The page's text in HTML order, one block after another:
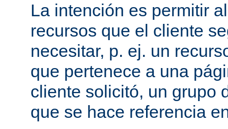
La intención es permitir
recursos que el cliente
necesitar, p. ej. un
que pertenece a una
cliente solicitó, un grupo
que se hace referencia